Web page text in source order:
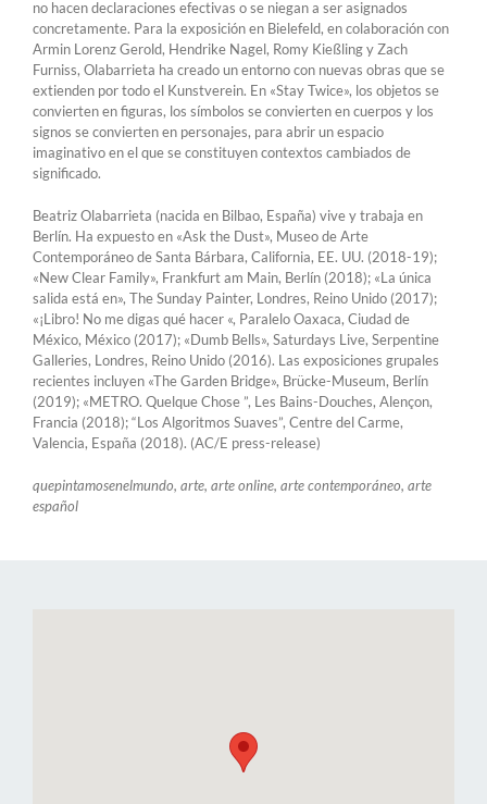
no hacen declaraciones efectivas o se niegan a ser asignados
concretamente. Para la exposición en Bielefeld, en colaboración con
Armin Lorenz Gerold, Hendrike Nagel, Romy Kießling y Zach
Furniss, Olabarrieta ha creado un entorno con nuevas obras que se
extienden por todo el Kunstverein. En «Stay Twice», los objetos se
convierten en figuras, los símbolos se convierten en cuerpos y los
signos se convierten en personajes, para abrir un espacio
imaginativo en el que se constituyen contextos cambiados de
significado.
Beatriz Olabarrieta (nacida en Bilbao, España) vive y trabaja en
Berlín. Ha expuesto en «Ask the Dust», Museo de Arte
Contemporáneo de Santa Bárbara, California, EE. UU. (2018-19);
«New Clear Family», Frankfurt am Main, Berlín (2018); «La única
salida está en», The Sunday Painter, Londres, Reino Unido (2017);
«¡Libro! No me digas qué hacer «, Paralelo Oaxaca, Ciudad de
México, México (2017); «Dumb Bells», Saturdays Live, Serpentine
Galleries, Londres, Reino Unido (2016). Las exposiciones grupales
recientes incluyen «The Garden Bridge», Brücke-Museum, Berlín
(2019); «METRO. Quelque Chose ”, Les Bains-Douches, Alençon,
Francia (2018); “Los Algoritmos Suaves”, Centre del Carme,
Valencia, España (2018). (AC/E press-release)
quepintamosenelmundo, arte, arte online, arte contemporáneo, arte
español